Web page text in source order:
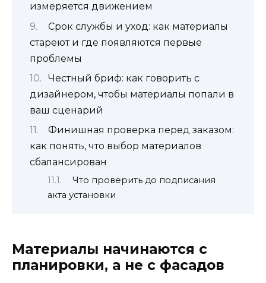
измеряется движением
Срок службы и уход: как материалы
стареют и где появляются первые
проблемы
Честный бриф: как говорить с
дизайнером, чтобы материалы попали в
ваш сценарий
Финишная проверка перед заказом:
как понять, что выбор материалов
сбалансирован
Что проверить до подписания
акта установки
Материалы начинаются с
планировки, а не с фасадов